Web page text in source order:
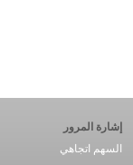
إشارة المرور
السهم اتجاهي